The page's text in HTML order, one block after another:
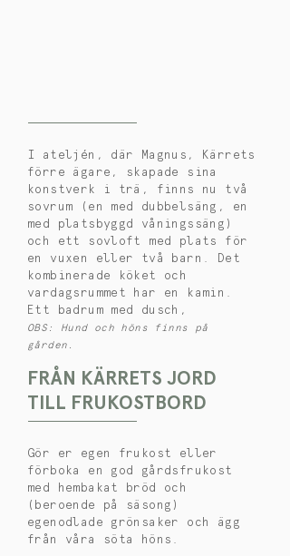
I ateljén, där Magnus, Kärrets
förre ägare, skapade sina
konstverk i trä, finns nu två
sovrum (en med dubbelsäng, en
med platsbyggd våningssäng)
och ett sovloft med plats för
en vuxen eller två barn. Det
kombinerade köket och
vardagsrummet har en kamin.
Ett badrum med dusch,
OBS: Hund och höns finns på
gården.
FRÅN KÄRRETS JORD
TILL FRUKOSTBORD
Gör er egen frukost eller
förboka en god gårdsfrukost
med hembakat bröd och
(beroende på säsong)
egenodlade grönsaker och ägg
från våra söta höns.